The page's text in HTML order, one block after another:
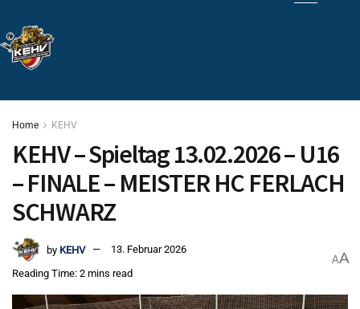
Home KEHV
KEHV – Spieltag 13.02.2026 – U16
– FINALE – MEISTER HC FERLACH
SCHWARZ
by KEHV
13. Februar 2026
Reading Time: 2 mins read
AA